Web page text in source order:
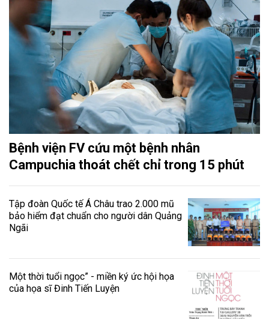
Bệnh viện FV cứu một bệnh nhân
Campuchia thoát chết chỉ trong 15 phút
Tập đoàn Quốc tế Á Châu trao 2.000 mũ
bảo hiểm đạt chuẩn cho người dân Quảng
Ngãi
Một thời tuổi ngọc” - miền ký ức hội họa
của họa sĩ Đinh Tiến Luyện